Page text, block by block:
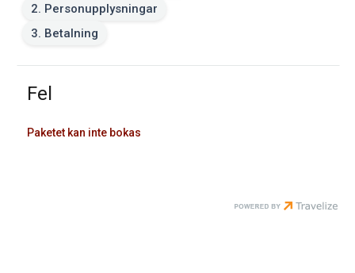
2. Personupplysningar
3. Betalning
Fel
Paketet kan inte bokas